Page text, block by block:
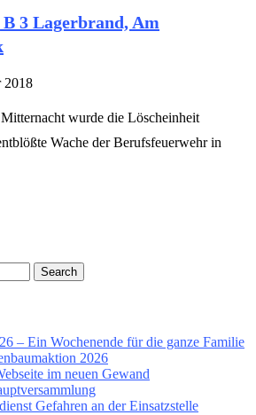
B 3 Lagerbrand, Am
2018
wurde die Löscheinheit
Wache der Berufsfeuerwehr in
Search
– Ein Wochenende für die ganze Familie
2026
im neuen Gewand
Gefahren an der Einsatzstelle